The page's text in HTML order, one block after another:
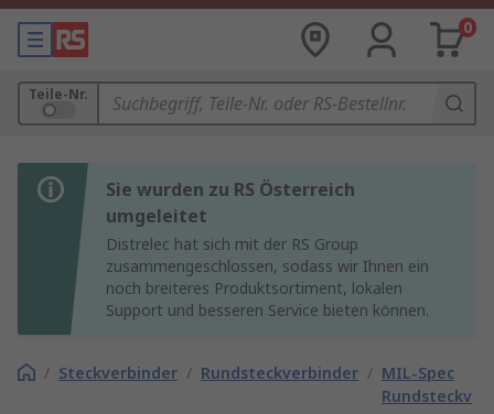
0
Teile-Nr.
Sie wurden zu RS Österreich
umgeleitet
Distrelec hat sich mit der RS Group
zusammengeschlossen, sodass wir Ihnen ein
noch breiteres Produktsortiment, lokalen
Support und besseren Service bieten können.
/ Steckverbinder / Rundsteckverbinder / MIL-Spec